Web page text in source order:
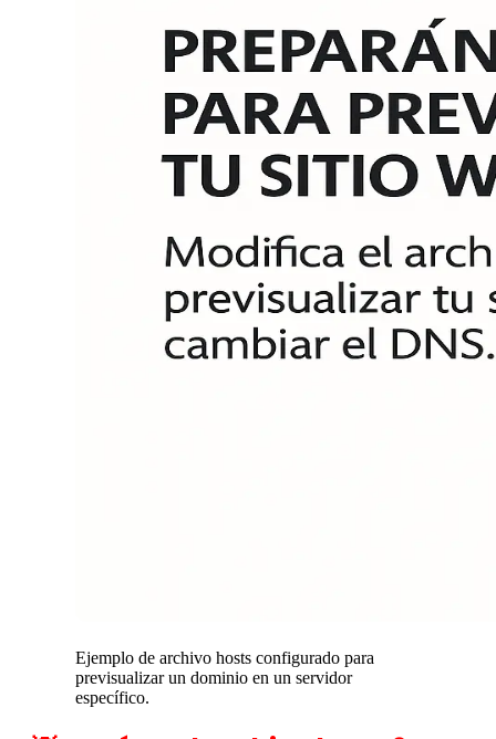
Ejemplo de archivo hosts configurado para
previsualizar un dominio en un servidor
específico.